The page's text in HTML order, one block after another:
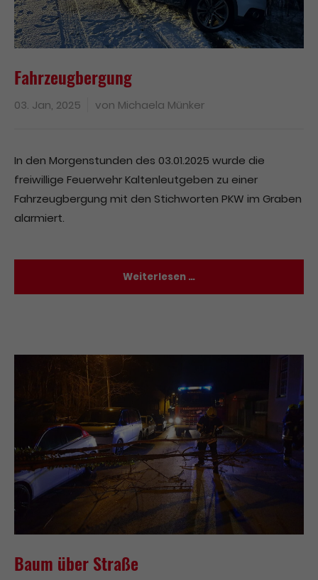
Fahrzeugbergung
03. Jan, 2025 von Michaela Münker
In den Morgenstunden des 03.01.2025 wurde die
freiwillige Feuerwehr Kaltenleutgeben zu einer
Fahrzeugbergung mit den Stichworten PKW im Graben
alarmiert.
Weiterlesen …
Baum über Straße